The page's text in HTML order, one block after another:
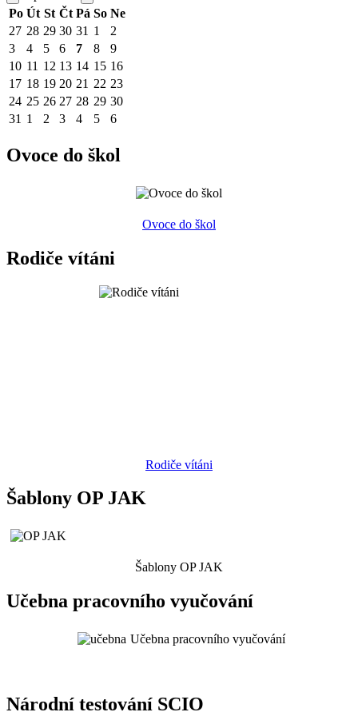
Po Út St Čt Pá So Ne
27 28 29 30 31 1
2
3
4 5 6 7 8
9
10 11 12 13 14 15 16
17 18 19 20 21 22 23
24 25 26 27 28 29 30
31 1 2 3 4 5 6
Ovoce do škol
Ovoce do škol
Rodiče vítáni
Rodiče vítáni
Šablony OP JAK
Šablony OP JAK
Učebna pracovního vyučování
Učebna pracovního vyučování
Národní testování SCIO